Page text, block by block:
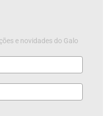
e novidades do Galo